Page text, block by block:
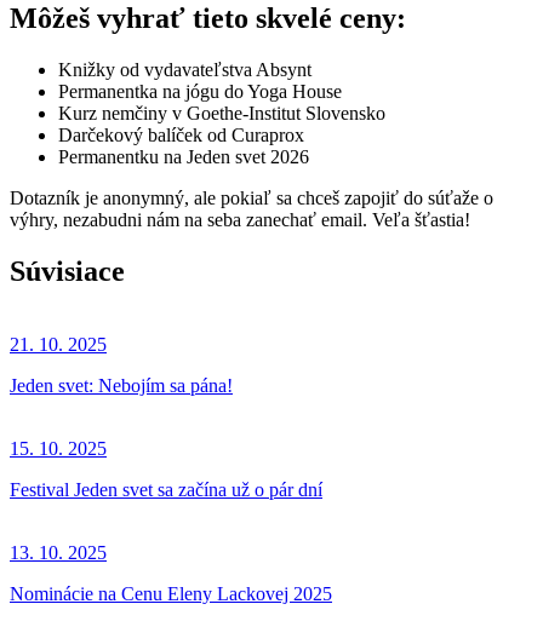
Môžeš vyhrať tieto skvelé ceny:
Knižky od vydavateľstva Absynt
Permanentka na jógu do Yoga House
Kurz nemčiny v Goethe-Institut Slovensko
Darčekový balíček od Curaprox
Permanentku na Jeden svet 2026
Dotazník je anonymný, ale pokiaľ sa chceš zapojiť do súťaže o
výhry, nezabudni nám na seba zanechať email. Veľa šťastia!
Súvisiace
21. 10. 2025
Jeden svet: Nebojím sa pána!
15. 10. 2025
Festival Jeden svet sa začína už o pár dní
13. 10. 2025
Nominácie na Cenu Eleny Lackovej 2025